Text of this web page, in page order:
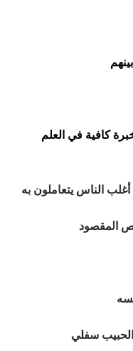
كافية في العلم
الناس يتعاملون به
المقصود
سفلي